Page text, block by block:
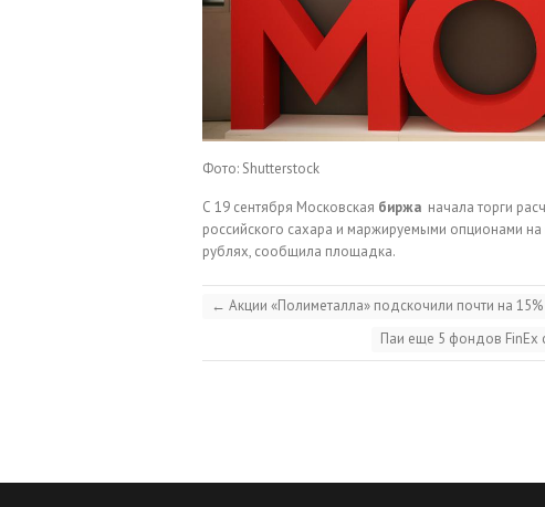
Фото: Shutterstock
С 19 сентября Московская биржа начала торги
российского сахара и маржируемыми опционами
рублях, сообщила площадка.
← Акции «Полиметалла» подскочили почти на
Паи еще 5 фондов FinEx